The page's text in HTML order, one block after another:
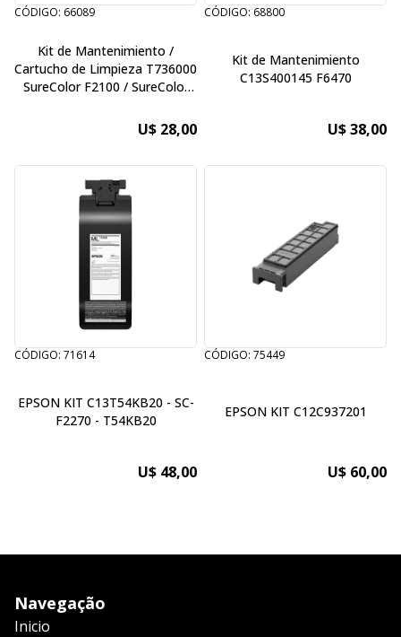
CÓDIGO: 66089
Kit de Mantenimiento /
Cartucho de Limpieza T736000
SureColor F2100 / SureColor
U$ 28,00
CÓDIGO: 68800
Kit de Mantenimiento
C13S400145 F6470
U$ 38,00
CÓDIGO: 71614
EPSON KIT C13T54KB20 - SC-
F2270 - T54KB20
U$ 48,00
CÓDIGO: 75449
EPSON KIT C12C937201
U$ 60,00
Navegação
Inicio